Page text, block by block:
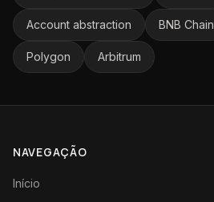
Account abstraction BNB Chain
Polygon Arbitrum
NAVEGAÇÃO
Início